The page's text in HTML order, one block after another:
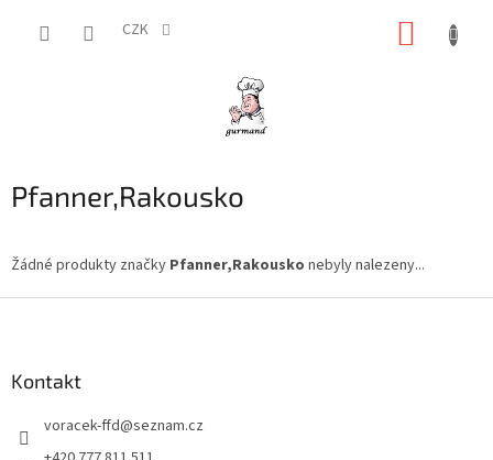
CZK
Pfanner,Rakousko
Žádné produkty značky Pfanner,Rakousko nebyly nalezeny...
Kontakt
voracek-ffd@seznam.cz